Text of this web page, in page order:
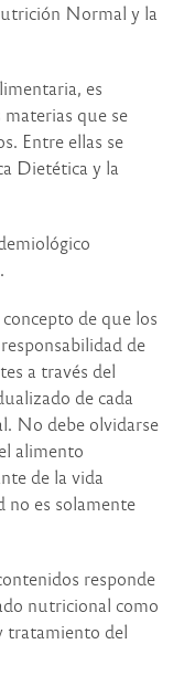
Normal y la
es
que se
Entre ellas se
Dietética y la
de que los
de
a través del
de cada
No debe olvidarse
alimento
de la vida
no es solamente
responde
nutricional como
tratamiento del